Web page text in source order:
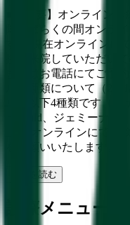
■【重要】オンライン診
降しばらくの間オンラ
す。 現在オンラインに
接ご来院していただい
またはお電話にてご予
ルの種類について（
ルは以下4種類です（
ェルuld、ジェミーナ）
正） オンラインにて保
をお願いいたします。
続きを読む
診療メニュー